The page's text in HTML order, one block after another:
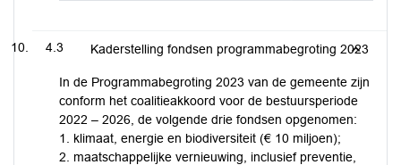
4.3 Kaderstelling fondsen programmabegroting 2023
In de Programmabegroting 2023 van de gemeente zijn
conform het coalitieakkoord voor de bestuursperiode
2022 – 2026, de volgende drie fondsen opgenomen:
1. klimaat, energie en biodiversiteit (€ 10 miljoen);
2. maatschappelijke vernieuwing, inclusief preventie,